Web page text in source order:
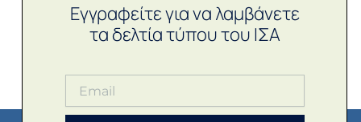
Εγγραφείτε για να λαμβάνετε
τα δελτία τύπου του ΙΣΑ